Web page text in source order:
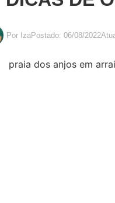
Por IzaPostado: 06/08/2022